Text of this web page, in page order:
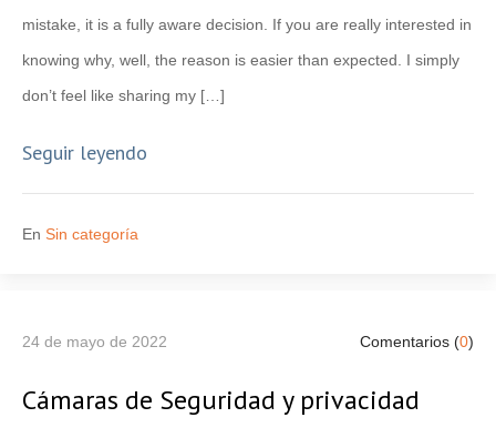
mistake, it is a fully aware decision. If you are really interested in
knowing why, well, the reason is easier than expected. I simply
don’t feel like sharing my […]
Seguir leyendo
En Sin categoría
24 de mayo de 2022 Comentarios (0)
Cámaras de Seguridad y privacidad